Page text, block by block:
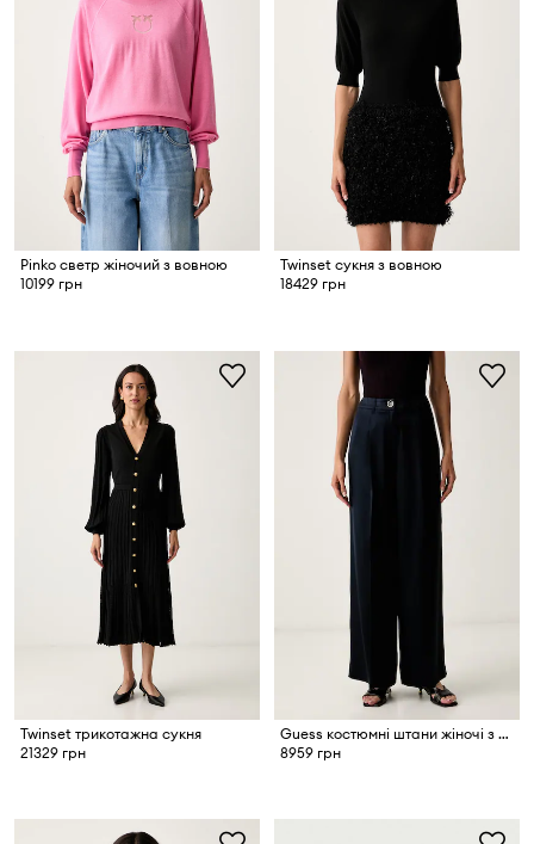
Pinko светр жіночий з вовною
10199 грн
Twinset сукня з вовною
18429 грн
Twinset трикотажна сукня
21329 грн
Guess костюмні штани жіночі з ацетатом FLORA
8959 грн